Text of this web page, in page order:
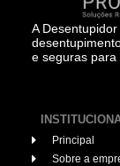
A
e seguras para
Principal
Sobre a